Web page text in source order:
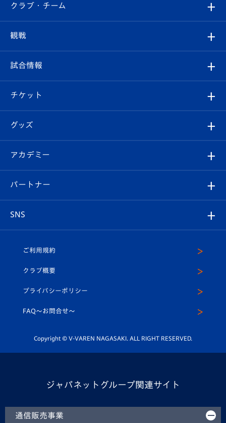
すべて
クラブ
試合情報
チケット
イベント
メディア
ホームタウン
クラブ・チーム
クラブ概要
エンブレム紹介
スタッフプロフィール
マスコット紹介
平和祈念活動
ホームタウン活動
観戦
観戦ルール
はじめての観戦ガイド
Revive Team
ヴィヴィくんの長崎おもてなしガイド
試合情報
試合日程/結果
フォトギャラリー
スタジアムグルメ
チケット
チケット
V-LOVERS（ファンクラブ）
プレイヤーズスイート
グッズ
オンラインショップ
店舗情報
アカデミー
育成からのお知らせ
U-18
スクール
パートナー
SNS
ヴィヴィくんインスタグラム
公式LINE＠
ご利用規約
クラブ概要
プライバシーポリシー
FAQ〜お問合せ〜
Copyright © V-VAREN NAGASAKI. ALL RIGHT RESERVED.
ジャパネットグループ関連サイト
通信販売事業